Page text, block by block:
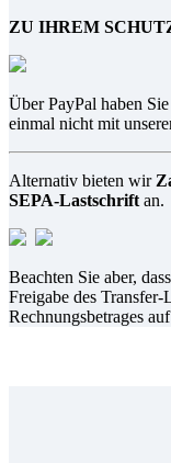
ZU IHREM
Über PayPal haben
einmal nicht mit
Alternativ bieten wir
SEPA-Lastschrift an.
Beachten Sie aber,
Freigabe des
Rechnungsbetrages